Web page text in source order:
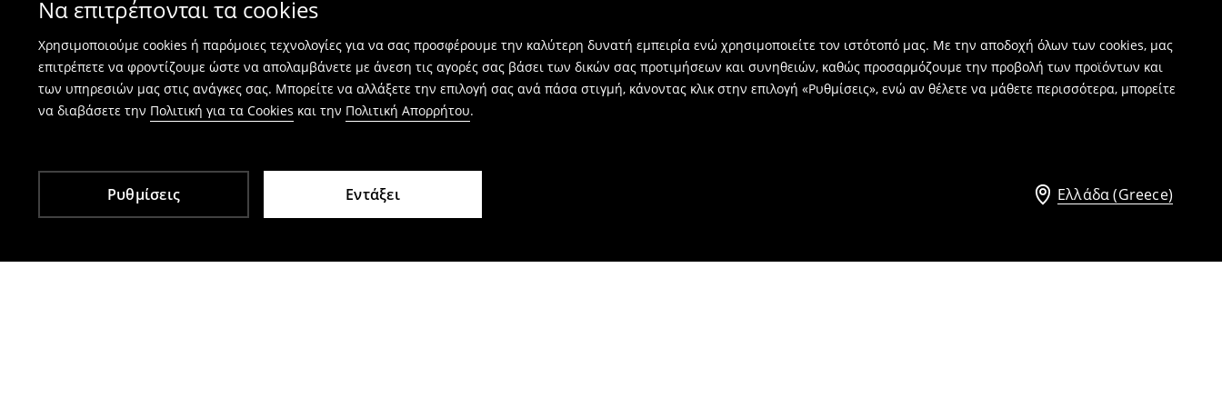
Να επιτρέπονται τα cookies
Χρησιμοποιούμε cookies ή παρόμοιες τεχνολογίες για να σας προσφέρουμε την καλύτερη δυνατή εμπειρία ενώ χρησιμοποιείτε τον ιστότοπό μας. Με την αποδοχή όλων των cookies, μας
επιτρέπετε να φροντίζουμε ώστε να απολαμβάνετε με άνεση τις αγορές σας βάσει των δικών σας προτιμήσεων και συνηθειών, καθώς προσαρμόζουμε την προβολή των προϊόντων και
των υπηρεσιών μας στις ανάγκες σας. Μπορείτε να αλλάξετε την επιλογή σας ανά πάσα στιγμή, κάνοντας κλικ στην επιλογή «Ρυθμίσεις», ενώ αν θέλετε να μάθετε περισσότερα, μπορείτε
να διαβάσετε την Πολιτική για τα Cookies και την Πολιτική Απορρήτου.
Ρυθμίσεις Εντάξει Ελλάδα (Greece)
⟶Πώς γίνεται η επιστροφή προϊόντων